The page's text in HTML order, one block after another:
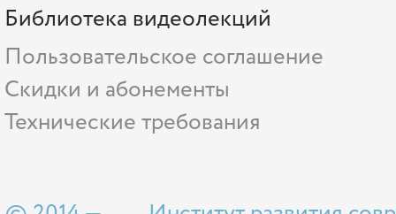
Библиотека видеолекций
Пользовательское соглашение
Скидки и абонементы
Технические требования